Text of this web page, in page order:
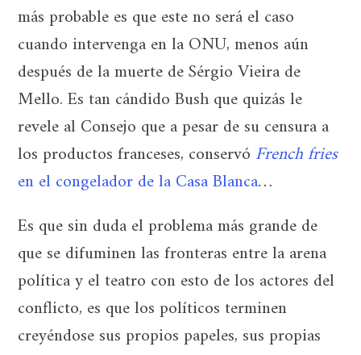
más probable es que este no será el caso
cuando intervenga en la ONU, menos aún
después de la muerte de Sérgio Vieira de
Mello. Es tan cándido Bush que quizás le
revele al Consejo que a pesar de su censura a
los productos franceses, conservó French fries
en el congelador de la Casa Blanca…
Es que sin duda el problema más grande de
que se difuminen las fronteras entre la arena
política y el teatro con esto de los actores del
conflicto, es que los políticos terminen
creyéndose sus propios papeles, sus propias